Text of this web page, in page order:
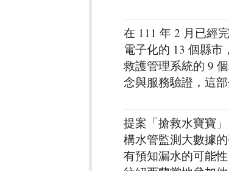
在 111 年 2 月已經
電子化的 13 個縣
救護管理系統的 9
念與服務驗證，這部
提案「搶救水寶寶
構水管監測大數據
有預知漏水的可能